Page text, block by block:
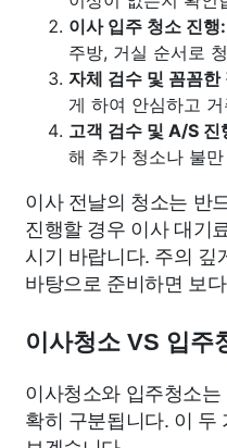
이사 입주 청소 진행:
주방, 거실 순서로
자체 검수 및 꼼꼼한
게 하여 안심하고
고객 검수 및 A/S 진
해 추가 청소나 불
이사 전날의 청소는 반
진행할 경우 이사 대기
시기 바랍니다. 주의 깊
바탕으로 준비하면 보
이사청소 VS 입주
이사청소와 입주청소
확히 구분됩니다. 이